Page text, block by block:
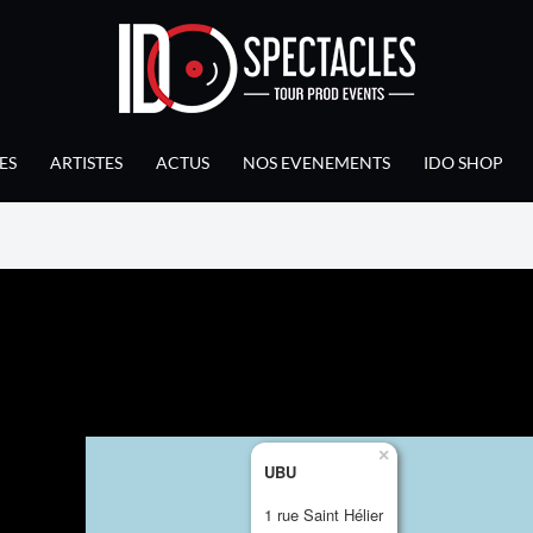
ARTISTES ACTUS NOS EVENEMENTS IDO SHOP
UBU
1 rue Saint Hélier
×